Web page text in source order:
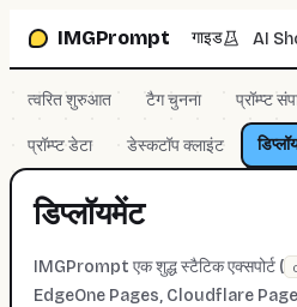
IMGPrompt गाइड AI
त्वरित शुरुआत टैग चुनना प्रॉम्प्ट
प्रॉम्प्ट डेटा डेस्कटॉप क्लाइंट
डिप्लॉयमेंट
IMGPrompt एक शुद्ध स्टैटिक एक्सपोर्ट (
EdgeOne Pages, Cloudflare